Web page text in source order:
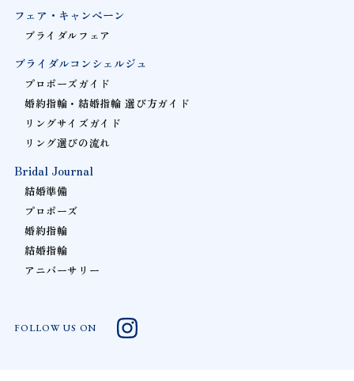
フェア・キャンペーン
ブライダルフェア
ブライダルコンシェルジュ
プロポーズガイド
婚約指輪・結婚指輪 選び方ガイド
リングサイズガイド
リング選びの流れ
Bridal Journal
結婚準備
プロポーズ
婚約指輪
結婚指輪
アニバーサリー
FOLLOW US ON